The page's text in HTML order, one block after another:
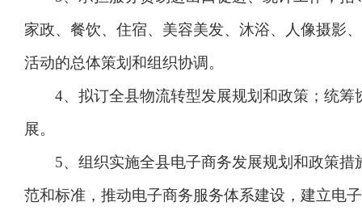
家政、餐饮、住宿、美容美发、沐浴、人像摄影
活动的总体策划和组织协调。
4、拟订全县物流转型发展规划和政策；统筹
展。
5、组织实施全县电子商务发展规划和政策措
范和标准，推动电子商务服务体系建设，建立电